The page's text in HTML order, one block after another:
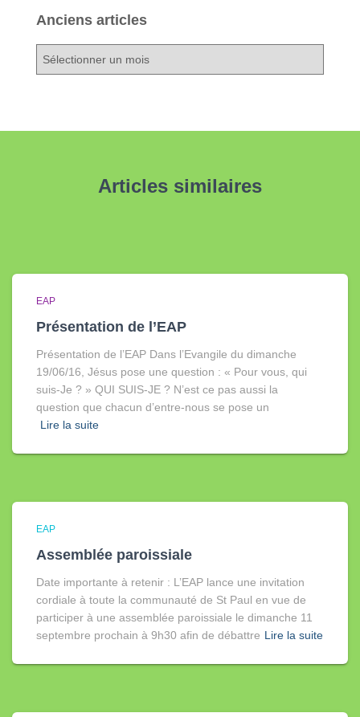
Anciens articles
s
Articles similaires
EAP
Présentation de l’EAP
Présentation de l’EAP Dans l’Evangile du dimanche
19/06/16, Jésus pose une question : « Pour vous, qui
suis-Je ? » QUI SUIS-JE ? N’est ce pas aussi la
question que chacun d’entre-nous se pose un
Lire la suite
EAP
Assemblée paroissiale
Date importante à retenir : L’EAP lance une invitation
cordiale à toute la communauté de St Paul en vue de
participer à une assemblée paroissiale le dimanche 11
septembre prochain à 9h30 afin de débattre Lire la suite